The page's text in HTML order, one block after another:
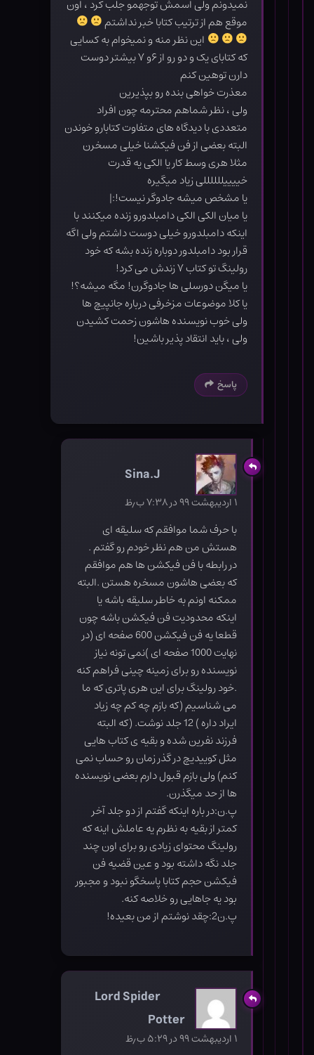
نمیدونم ولی اسمش توجهمو جلب کرد ، اون
موقع هم از ترتیب کتابا خبر نداشتم
این نظر منه و نمیخوام به کسایی
که کتابای یک و دو رو از ۶و ۷ بیشتر دوست
دارن توهین کنم
معذرت خواهی بنده رو بپذیرین
ولی ، نظر شماهم محترمه چون افراد
متعددی با دیدگاه های متفاوت کتابارو خوندن
البته بعضی از فن فیکشنا خیلی مسخرن
مثلا هری وسط کار یا الکی یه قدرت
خییییللللللی زیاد میگیره
یا مشخص میشه جادوگر نیست!:|
یا میان الکی الکی دامبلدورو زنده میکنند با
اینکه دامبلدورو خیلی دوست داشتم ولی اگه
قرار بود دامبلدور دوباره زنده بشه که خود
رولینگ تو کتاب ۷ زندش می کرد!
یا میگن دورسلی ها جادوگرن! مگه میشه؟!
یا کلا موضوعات مزخرفی درباره جانپیچ ها
ولی خوب نویسنده هاشون زحمت کشیدن
ولی ، باید انتقاد پذیر باشین!
پاسخ
Sina.J
۱ اردیبهشت ۹۹ در ۷:۳۸ ب٫ظ
با حرف شما موافقم که سلیقه ای
هستش من هم نظر خودم رو گفتم .
در رابطه با فن فیکشن ها هم موافقم
که بعضی هاشون مسخره هستن .البته
ممکنه اونم به خاطر سلیقه باشه یا
اینکه محدودیت فن فیکشن باشه چون
قطعا یه فن فیکشن 600 صفحه ای (در
نهایت 1000 صفحه ای )نمی تونه نیاز
نویسنده رو برای زمینه چینی فراهم کنه
.خود رولینگ برای این هری پاتری که ما
می شناسیم (که بازم چه کم چه زیاد
ایراد داره ) 12 جلد نوشت. (که البته
فرزند نفرین شده و بقیه ی کتاب هایی
مثل کوییدیچ در گذر زمان رو حساب نمی
کنم) ولی بازم قبول دارم بعضی نویسنده
ها از حد میگذرن.
پ.ن:در باره اینکه گفتم از دو جلد آخر
کمتر از بقیه به نظرم یه عاملش اینه که
رولینگ محتوای زیادی رو برای اون چند
جلد نگه داشته بود و عین قضیه فن
فیکشن حجم کتابا پاسخگو نبود و مجبور
بود یه جاهایی رو خلاصه کنه.
پ.ن2:چقد نوشتم از من بعیده!
Lord Spider
Potter
۱ اردیبهشت ۹۹ در ۵:۲۹ ب٫ظ